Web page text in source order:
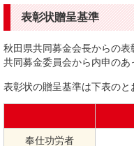
表彰状贈呈基準
秋田県共同募金会長からの
共同募金委員会から内申のあ
表彰状の贈呈基準は下表のと
奉仕功労者